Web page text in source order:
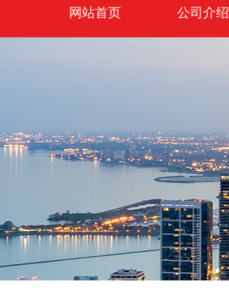
网站首页 公司介绍